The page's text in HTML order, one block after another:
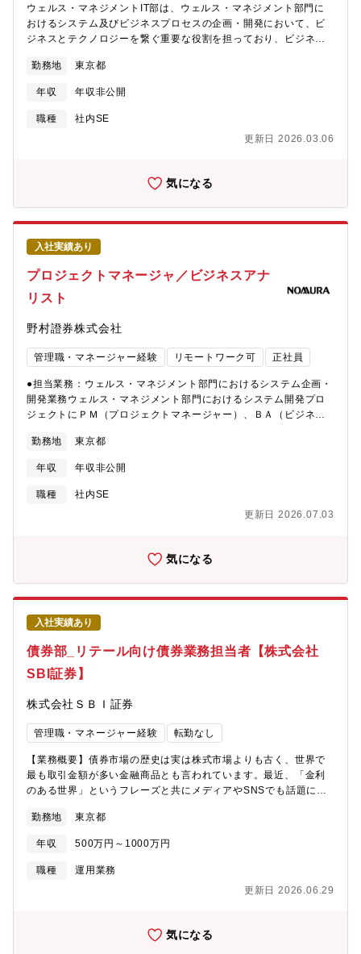
で、さらなるリーダーシップを発揮していただける環境です。将
来的には、グループ全体のIT・デジタル戦略を戦略的に牽引し、
効率的かつ革新的なIT運営体制の構築と継続的な改善に大きく寄
与する中核リーダーとしての活躍を期待しています。
運営、関係部門（ITガバナンス担当、リーガル・コンプライアン
ス・リスク管理部門、グローバルのAI推進・ガバナンス担当等）
との折衝業務AI関連プロジェクトマネジメント：ビジネス部門と
連プロジェクトの管理先端技術調査：AIをはじめとする先端技術
望な技術力を持つ企業との協業検討経営層および他部門、グルー
プ会社等ステークホルダーマネジメント：AIに関するステアリン
ウェルス・マネジメントIT部は、ウェルス・マネジメント部門に
おけるシステム及びビジネスプロセスの企画・開発において、ビ
ジネスとテクノロジーを繋ぐ重要な役割を担っており、ビジネス
貢献しています。現在、同社のウェルス・マネジメント部門のシ
ステムを取り巻く環境は、大きな変換点を迎えております。これ
まで、ビジネス領域ごとに個別最適化されてきたシステムを、今
後、グローバル基準に標準化していきます。また、べンダー・マ
す。標準化することで、レガシー・固有技術からの脱却によるコ
効率化を目指します。更に、内製化を進めることで、品質・コス
トをコントロール可能とし、ビジネススピードの向上に寄与しま
す。【担当業務】ウェルス・マネジメント部門における各種シス
テムのエンハンス開発業務および維持管理業務ウェルス・マネジ
メント部門における各種システムのエンハンス開発（サービス改
善・制度対応など）や、担当システムに関する問合せ・システム
障害時対応などの維持管理業務を担当いただきます。現在、ウェ
ルス・マネジメント部門では100以上証券業務システムが稼働して
おり、それら既存のシステムのエンハンス対応および維持管理の
だきます。既存システムの維持管理は社外のシステムパートナー
が長く担当しており、システムパートナーと一体となってプロジ
ェクト対応していただくことになります。エンハンス開発にて一
チャレンジいただく機会もご提供しています。【責務】●ビジネ
ス・ユーザー部門との案件企画立案●業務検討、IT実装検討、及び
ドキュメント作成●システムパートナーへのシステム対応依頼およ
び受入●プロジェクト管理全般、進捗管理、課題管理、品質管理、
応
勤務地 東京都
年収 年収非公開
職種
社内SE
更新日 2026.03.06
気になる
入社実績あり
プロジェクトマネージャ／ビジネスアナ
リスト
野村證券株式会社
管理職・マネージャー経験 リモートワーク可 正社員
●担当業務：ウェルス・マネジメント部門におけるシステム企画・
開発業務ウェルス・マネジメント部門におけるシステム開発プロ
ジェクトにＰＭ（プロジェクトマネージャー）、ＢＡ（ビジネス
等と連携し要件定義からリリースまでの業務を担当いただきま
す。また、リリース後は、担当システムに関する問い合わせやシ
ステム障害時の対応などの維持管理業務も担っていただきます。●
責務・ビジネス・ユーザー部門との案件企画立案・業務検討、IT
ク・課題管理、関係者との調整を含むプロジェクト管理全般・要
リース計画の策定及び実行管理・システムパートナー管理【配属
部署】ウェルス・マネジメントIT部 ウェルス・マネジメントIT部
は、ウェルス・マネジメント部門におけるシステム及びビジネス
プロセスの企画・開発において、ビジネスとテクノロジーを繋ぐ
重要な役割を担っており、ビジネスと一体となって、ウェルス・
マネジメント部門のビジネス拡大に貢献しています。現在、当社
のウェルス・マネジメント部門のシステムを取り巻く環境は、大
きな変換点を迎えております。これまで、ビジネス領域ごとに個
別最適化されてきたシステムを、今後、グローバル基準に標準化
化へ開発モデルをシフトしていきます。標準化することで、レガ
シー・固有技術からの脱却によるコスト削減、野村グループにお
けるノウハウを活用することで運用効率化を目指します。更に、
ビジネススピードの向上に寄与します。部内において必要となる
人員も多様化することから、このたび人材募集を行っておりま
す。
勤務地 東京都
年収 年収非公開
職種
社内SE
更新日 2026.07.03
気になる
入社実績あり
債券部_リテール向け債券業務担当者【株式会社
SBI証券】
株式会社ＳＢＩ証券
管理職・マネージャー経験 転勤なし
【業務概要】債券市場の歴史は実は株式市場よりも古く、世界で
最も取引金額が多い金融商品とも言われています。最近、「金利
のある世界」というフレーズと共にメディアやSNSでも話題にな
いてリテラシーの向上が求められている商品のひとつです。ま
た、金利上昇を背景にこの2,3年でリテール向け外債ビジネスは飛
躍的に拡大しましたが、株式や投信に比べると債券の投資経験者
数はいまだ圧倒的に少ないというのが現実です。この大きな可能
顧客基盤と国内最先端のデジタル・プラットフォームを最大限活
【業務内容】・債券オペレーション（発注、約定、決済等の業務
遂行）・債券在庫管理（適切な在庫量の維持、リスク管理）・債
勤務地 東京都
年収 500万円～1000万円
職種
運用業務
更新日 2026.06.29
気になる